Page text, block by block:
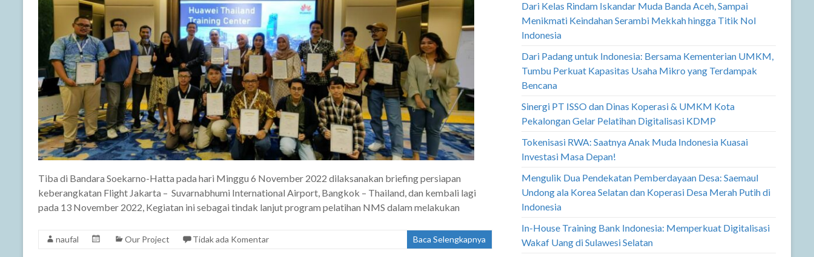
Tiba di Bandara Soekarno-Hatta pada hari Minggu 6 November 2022 dilaksanakan briefing persiapan
keberangkatan Flight Jakarta – Suvarnabhumi International Airport, Bangkok – Thailand, dan kembali lagi
pada 13 November 2022, Kegiatan ini sebagai tindak lanjut program pelatihan NMS dalam melakukan
naufal Our Project Tidak ada Komentar Baca Selengkapnya
Dari Kelas Rindam Iskandar Muda Banda Aceh, Sampai
Menikmati Keindahan Serambi Mekkah hingga Titik Nol
Indonesia
Dari Padang untuk Indonesia: Bersama Kementerian UMKM,
Tumbu Perkuat Kapasitas Usaha Mikro yang Terdampak
Bencana
Sinergi PT ISSO dan Dinas Koperasi & UMKM Kota
Pekalongan Gelar Pelatihan Digitalisasi KDMP
Tokenisasi RWA: Saatnya Anak Muda Indonesia Kuasai
Investasi Masa Depan!
Mengulik Dua Pendekatan Pemberdayaan Desa: Saemaul
Undong ala Korea Selatan dan Koperasi Desa Merah Putih di
Indonesia
In-House Training Bank Indonesia: Memperkuat Digitalisasi
Wakaf Uang di Sulawesi Selatan